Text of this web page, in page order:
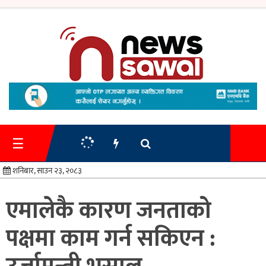
गृहपृष्ठ
समाचार
प्रशासन
स्वास्थ्य/
शिक्षा
मनोरन्जन
☰
शनिबार, साउन २३, २०८३
एमालेकै कारण जनताको
पक्षमा काम गर्न सकिएन :